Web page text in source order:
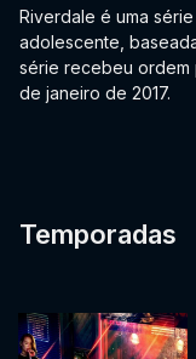
Riverdale é uma
adolescente,
série recebeu ordem
de janeiro de 2017.
Temporadas